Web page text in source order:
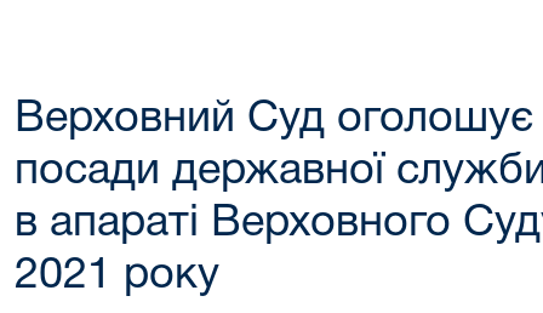
Верховний Суд оголошує
посади державної служби
в апараті Верховного
2021 року